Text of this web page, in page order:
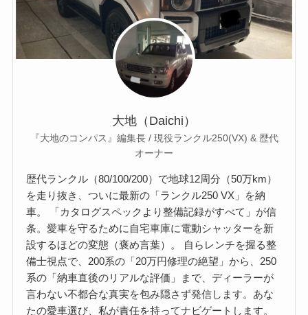
大地（Daichi）
『大地のコンパス』編集長 / 現役ランクル250(VX) & 歴代
オーナー
歴代ランクル（80/100/200）で地球12周分（50万km）
を走り抜き、ついに最新の「ランクル250 VX」を納
車。 「カタログスペックより整備記録がすべて」が信
条。愛車を守るために自宅車庫に電動シャッターを新
設するほどの変態（褒め言葉）。 自らレンチを握る整
備士視点で、200系の「20万円修理の絶望」から、250
系の「納車直後のリアルな評価」まで、ディーラーが
言わない不都合な真実を包み隠さず発信します。あな
たの愛車選び、私が責任を持ってナビゲートします。